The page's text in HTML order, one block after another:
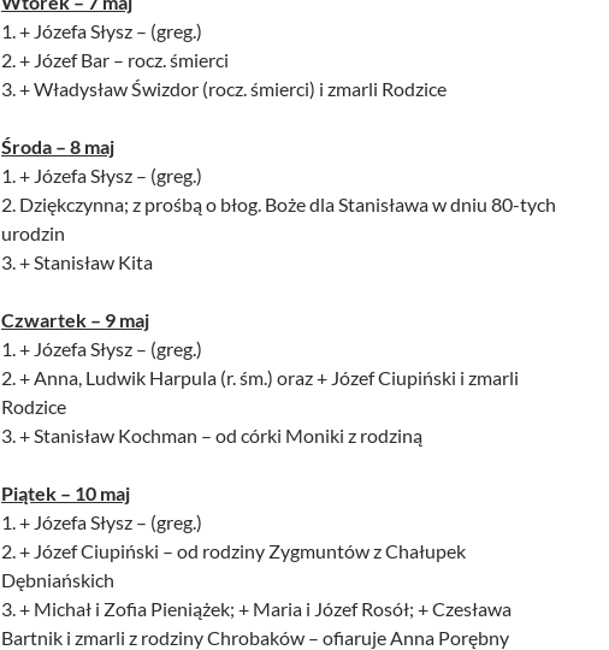
1. + Józefa Słysz – (greg.)
2. + Józef Bar – rocz. śmierci
3. + Władysław Świzdor (rocz. śmierci) i zmarli Rodzice
Środa – 8 maj
1. + Józefa Słysz – (greg.)
2. Dziękczynna; z prośbą o błog. Boże dla Stanisława w dniu 80-tych
urodzin
3. + Stanisław Kita
Czwartek – 9 maj
1. + Józefa Słysz – (greg.)
2. + Anna, Ludwik Harpula (r. śm.) oraz + Józef Ciupiński i zmarli
Rodzice
3. + Stanisław Kochman – od córki Moniki z rodziną
Piątek – 10 maj
1. + Józefa Słysz – (greg.)
2. + Józef Ciupiński – od rodziny Zygmuntów z Chałupek
Dębniańskich
3. + Michał i Zofia Pieniążek; + Maria i Józef Rosół; + Czesława
Bartnik i zmarli z rodziny Chrobaków – ofiaruje Anna Porębny